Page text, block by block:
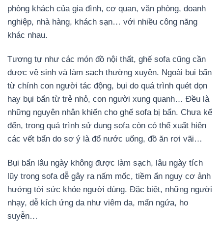
phòng khách của gia đình, cơ quan, văn phòng, doanh
nghiệp, nhà hàng, khách sạn… với nhiều công năng
khác nhau.
Tương tự như các món đồ nội thất, ghế sofa cũng cần
được vệ sinh và làm sạch thường xuyên. Ngoài bụi bẩn
từ chính con người tác động, bụi do quá trình quét dọn
hay bụi bẩn từ trẻ nhỏ, con người xung quanh… Đều là
những nguyên nhân khiến cho ghế sofa bị bẩn. Chưa kể
đến, trong quá trình sử dụng sofa còn có thể xuất hiện
các vết bẩn do sơ ý là đổ nước uống, đồ ăn rơi vãi…
Bụi bẩn lâu ngày không được làm sạch, lâu ngày tích
lũy trong sofa dễ gây ra nấm mốc, tiềm ẩn nguy cơ ảnh
hưởng tới sức khỏe người dùng. Đặc biệt, những người
nhạy, dễ kích ứng da như viêm da, mẩn ngứa, ho
suyễn…